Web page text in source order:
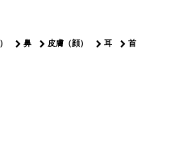
鼻 皮膚（顔） 耳 首